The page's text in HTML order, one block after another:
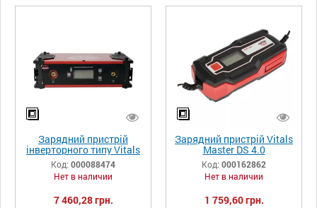
Зарядний пристрій
інверторного типу Vitals
Master Smart 300JS turbo
Код: 000088474
Нет в наличии
7 460,28 грн.
Зарядний пристрій Vitals
Master DS 4.0
Код: 000162862
Нет в наличии
1 759,60 грн.